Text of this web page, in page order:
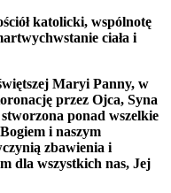
katolicki, wspólnotę
ciała i
Maryi Panny, w
przez Ojca, Syna
ponad wszelkie
i naszym
zbawienia i
dla wszystkich nas, Jej